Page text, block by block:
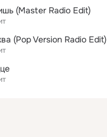
(Master Radio Edit)
(Pop Version Radio Edit)